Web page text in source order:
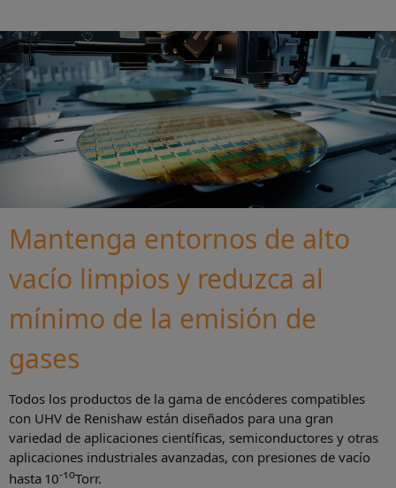
Mantenga entornos de alto
vacío limpios y reduzca al
mínimo de la emisión de
gases
Todos los productos de la gama de encóderes compatibles
con UHV de Renishaw están diseñados para una gran
variedad de aplicaciones científicas, semiconductores y otras
aplicaciones industriales avanzadas, con presiones de vacío
hasta 10-10Torr.